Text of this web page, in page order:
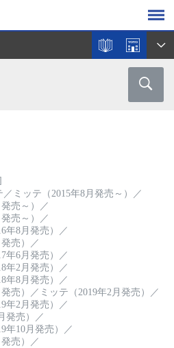
／ ミッテ（2015年8月発売～）
／
売～）
／
売～）
／
年8月発売）
／
売）
／
年6月発売）
／
年2月発売）
／
年8月発売）
／
売）
／ ミッテ（2019年2月発売）
／
年2月発売）
／
発売）
／
年10月発売）
／
売）
／